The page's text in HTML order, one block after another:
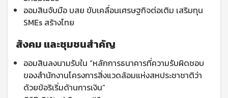
ออมสินจับมือ บสย ขับเคลื่อนเศรษฐกิจต่อเติม เสริมทุน
SMEs สร้างไทย
สังคม และชุมชนสำคัญ
ออมสินลงนามรับใน “หลักการธนาคารที่ความรับผิดชอบ
ของสำนักงานโครงการสิ่งแวดล้อมแห่งสหประชาชาติว่า
ด้วยข้อริเริ่มด้านการเงิน”